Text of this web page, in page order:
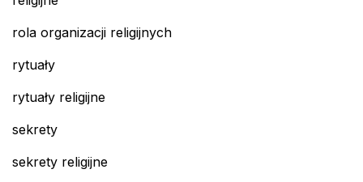
rola organizacji religijnych
rytuały
rytuały religijne
sekrety
sekrety religijne